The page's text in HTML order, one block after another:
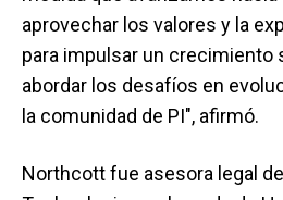
aprovechar los valores y la
para impulsar un crecimiento
abordar los desafíos en
la comunidad de PI", afirmó.
Northcott fue asesora legal